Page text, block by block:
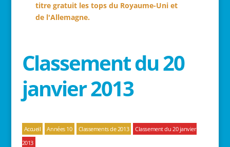
titre gratuit les tops du Royaume-Uni et
de l'Allemagne.
Classement du 20
janvier 2013
Accueil Années 10 Classements de 2013
Classement du 20 janvier
2013